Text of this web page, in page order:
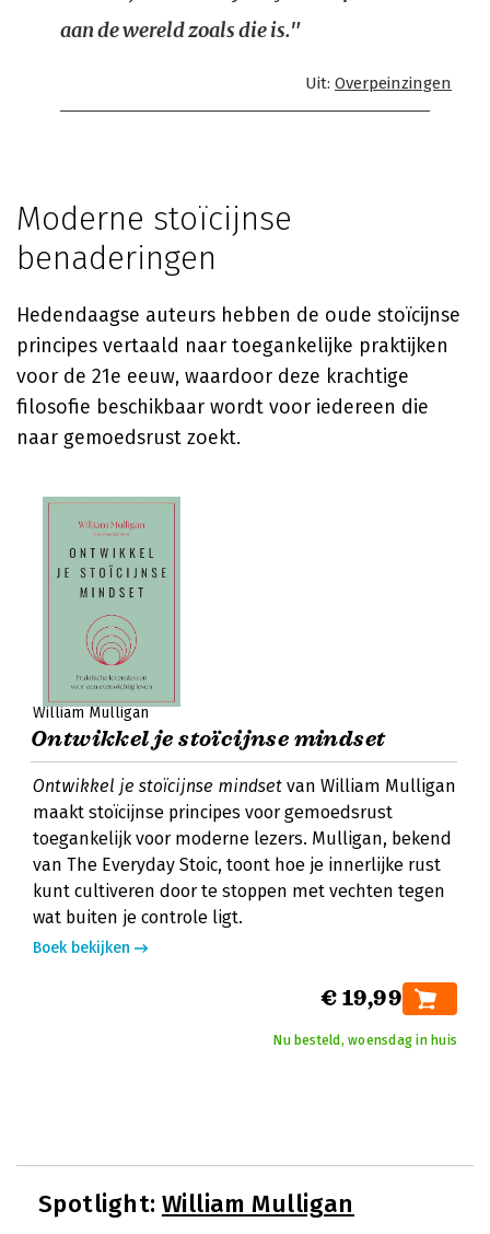
aan de wereld zoals die is."
Uit: Overpeinzingen
Moderne stoïcijnse
benaderingen
Hedendaagse auteurs hebben de oude stoïcijnse
principes vertaald naar toegankelijke praktijken
voor de 21e eeuw, waardoor deze krachtige
filosofie beschikbaar wordt voor iedereen die
naar gemoedsrust zoekt.
William Mulligan
Ontwikkel je stoïcijnse mindset
Ontwikkel je stoïcijnse mindset van William Mulligan
maakt stoïcijnse principes voor gemoedsrust
toegankelijk voor moderne lezers. Mulligan, bekend
van The Everyday Stoic, toont hoe je innerlijke rust
kunt cultiveren door te stoppen met vechten tegen
wat buiten je controle ligt.
Boek bekijken
€ 19,99
Nu besteld, woensdag in huis
Spotlight: William Mulligan